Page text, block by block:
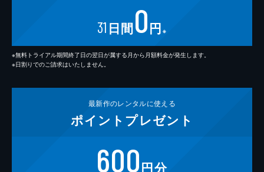
31 日間0円 ※
※無料トライアル期間終了日の翌日が属する月から月額料金が発生します。
※日割りでのご請求はいたしません。
最新作のレンタルに使える
ポイント プレゼント
600円分